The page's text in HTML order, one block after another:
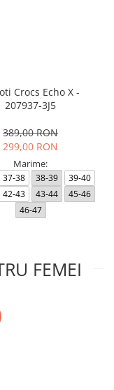
Crocs Echo X -
207937-3J5
389,00 RON
299,00 RON
Marime:
37-38 38-39
39-40
42-43 43-44
45-46
46-47
FEMEI